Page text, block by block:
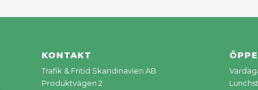
KONTAKT
Trafik & Fritid Skandinavien AB
Produktvägen 2